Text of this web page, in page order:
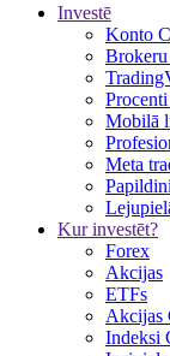
Investē
Konto
Mobilā
Meta
Kur investēt?
Forex
Akcijas
ETFs
Akcijas
Indeksi